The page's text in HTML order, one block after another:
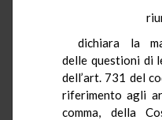
dichiara la
delle questioni di
dell’art. 731 del
riferimento agli
comma, della